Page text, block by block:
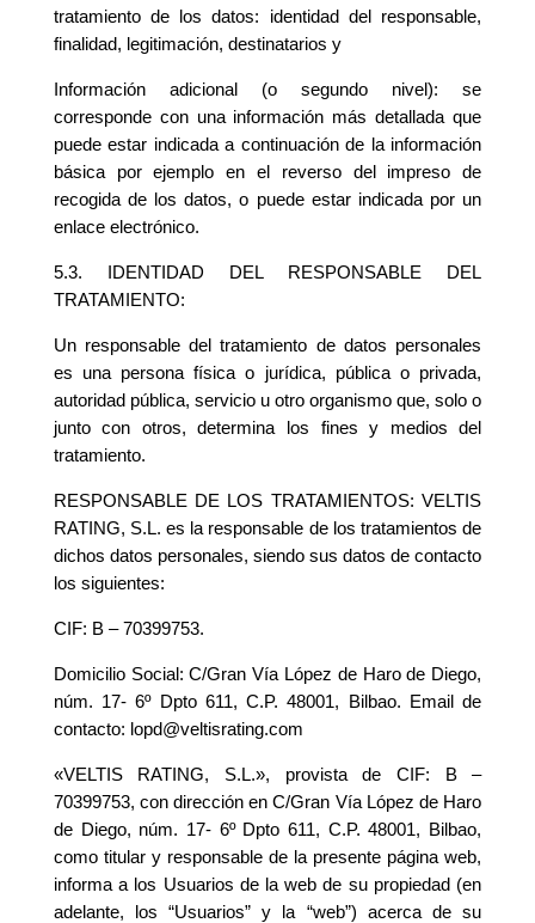
tratamiento de los datos: identidad del responsable,
finalidad, legitimación, destinatarios y
Información adicional (o segundo nivel): se
corresponde con una información más detallada que
puede estar indicada a continuación de la información
básica por ejemplo en el reverso del impreso de
recogida de los datos, o puede estar indicada por un
enlace electrónico.
5.3. IDENTIDAD DEL RESPONSABLE DEL
TRATAMIENTO:
Un responsable del tratamiento de datos personales
es una persona física o jurídica, pública o privada,
autoridad pública, servicio u otro organismo que, solo o
junto con otros, determina los fines y medios del
tratamiento.
RESPONSABLE DE LOS TRATAMIENTOS: VELTIS
RATING, S.L. es la responsable de los tratamientos de
dichos datos personales, siendo sus datos de contacto
los siguientes:
CIF: B – 70399753.
Domicilio Social: C/Gran Vía López de Haro de Diego,
núm. 17- 6º Dpto 611, C.P. 48001, Bilbao. Email de
contacto: lopd@veltisrating.com
«VELTIS RATING, S.L.», provista de CIF: B –
70399753, con dirección en C/Gran Vía López de Haro
de Diego, núm. 17- 6º Dpto 611, C.P. 48001, Bilbao,
como titular y responsable de la presente página web,
informa a los Usuarios de la web de su propiedad (en
adelante, los “Usuarios” y la “web”) acerca de su